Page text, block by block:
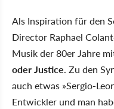
Als Inspiration für den
Director Raphael
Musik der 80er Jahre
oder Justice. Zu den
auch etwas »Sergio-
Entwickler und man